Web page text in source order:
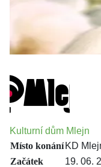
Kulturní dům Mlejn
Místo konání KD
Začátek
19. 06.